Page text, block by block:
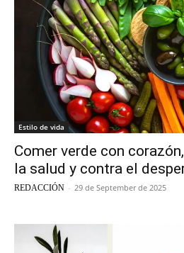
Estilo de vida
Comer verde con
la salud y contra el
REDACCIÓN - 29 de September de 2025